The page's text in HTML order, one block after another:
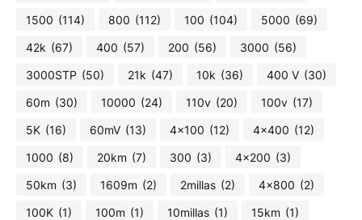
1500 (114) 800 (112) 100 (104) 5000 (69)
42k (67) 400 (57) 200 (56) 3000 (56)
3000STP (50) 21k (47) 10k (36) 400 V (30)
60m (30) 10000 (24) 110v (20) 100v (17)
5K (16) 60mV (13) 4x100 (12) 4x400 (12)
1000 (8) 20km (7) 300 (3) 4x200 (3)
50km (3) 1609m (2) 2millas (2) 4x800 (2)
100K (1) 100m (1) 10millas (1) 15km (1)